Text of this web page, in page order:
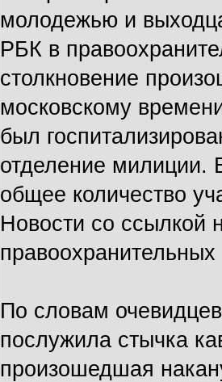
молодежью и
РБК в
столкновение
московскому
был
отделение милиции.
общее количество
Новости со ссылкой
правоохранительных
По словам
послужила стычка
произошедшая